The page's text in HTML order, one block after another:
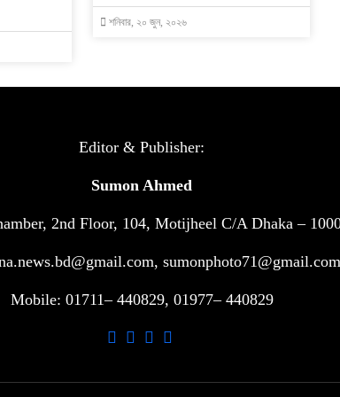
শনিবার, ২০ জুন, ২০২৬
Editor & Publisher:
Sumon Ahmed
2nd Floor, 104, Motijheel C/A Dhaka –
sumonphoto71@gmail.com
Mobile: 01711– 440829, 01977– 440829